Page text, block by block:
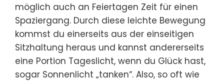
möglich auch an Feiertagen Zeit für einen
Spaziergang. Durch diese leichte Bewegung
kommst du einerseits aus der einseitigen
Sitzhaltung heraus und kannst andererseits
eine Portion Tageslicht, wenn du Glück hast,
sogar Sonnenlicht „tanken“. Also, so oft wie